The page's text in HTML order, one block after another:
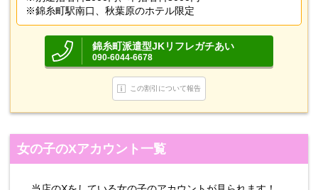
※錦糸町駅南口、秋葉原のホテル限定
錦糸町派遣型JKリフレガチあい
090-6044-6678
この割引について報告
女の子のXアカウント一覧